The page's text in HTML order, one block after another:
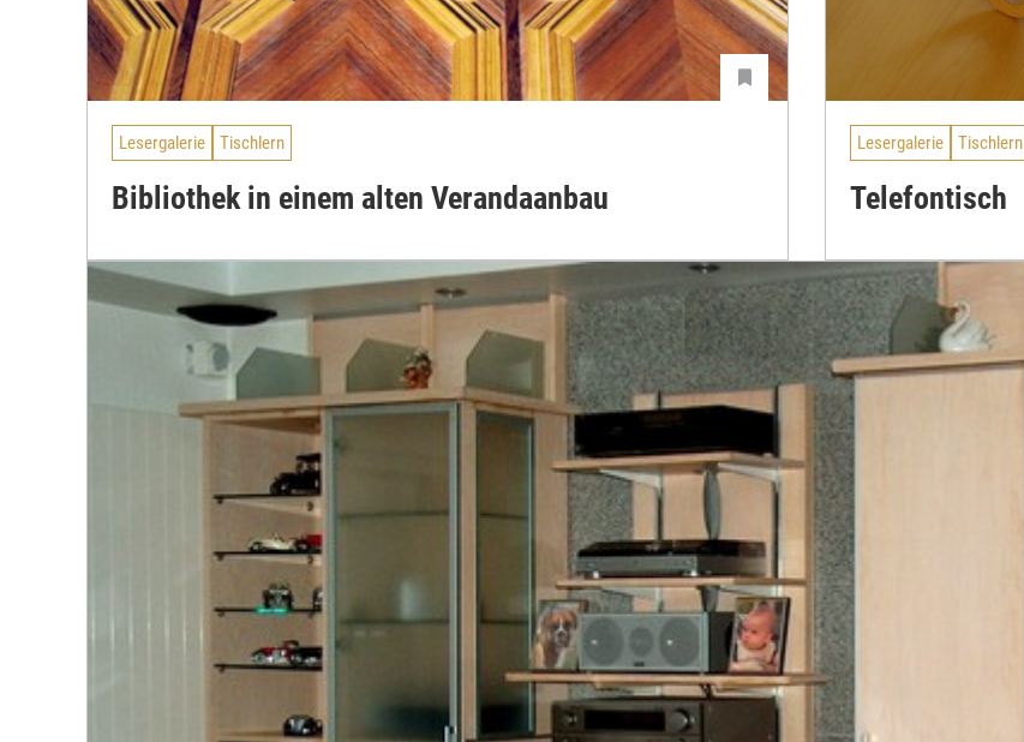
Lesergalerie Tischlern
Bibliothek in einem alten Verandaanbau
Lesergalerie Tischlern
Telefontisch